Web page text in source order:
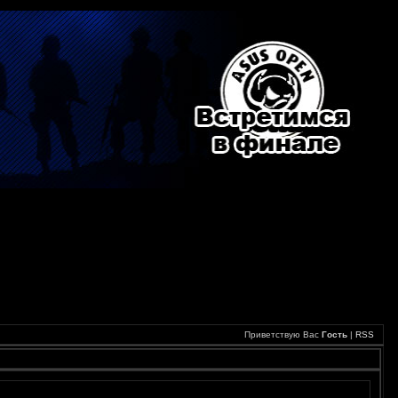
Приветствую Вас Гость | RSS